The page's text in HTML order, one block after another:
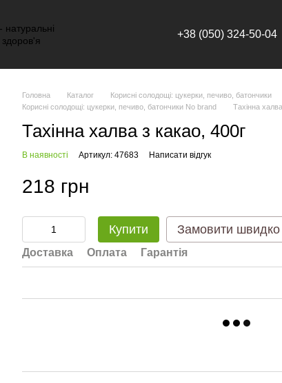
+38 (050) 324-50-04
Головна Каталог
Корисні солодощі: цукерки, печиво, батончики
Корисні солодощі: цукерки, печиво, батончики No brand
Тахінна
Тахінна халва з какао, 400г
В наявності Артикул: 47683 Написати відгук
218 грн
Купити Замовити швидко
Доставка Оплата Гарантія